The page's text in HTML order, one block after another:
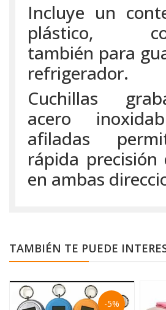
Incluye un
plástico,
también para
refrigerador.
Cuchillas
acero
afiladas
rápida precisión
en ambas
TAMBIÉN TE PUEDE
-5%